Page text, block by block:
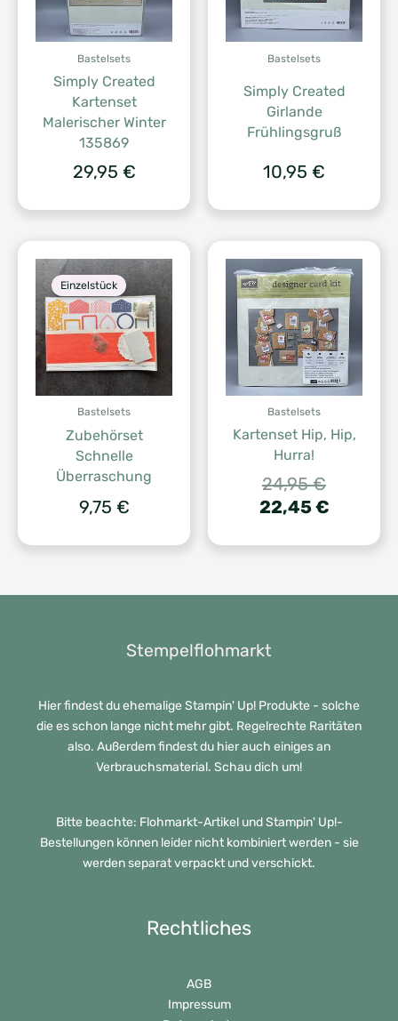
Bastelsets
Simply Created
Kartenset
Malerischer Winter
135869
29,95 €
Bastelsets
Simply Created
Girlande
Frühlingsgruß
10,95 €
Einzelstück
Bastelsets
Zubehörset
Schnelle
Überraschung
9,75 €
Bastelsets
Kartenset Hip, Hip,
Hurra!
24,95€
Preis
24,95 €
22,45€
ist:
Stempelflohmarkt
Hier findest du ehemalige Stampin' Up! Produkte - solche
die es schon lange nicht mehr gibt. Regelrechte Raritäten
also. Außerdem findest du hier auch einiges an
Verbrauchsmaterial. Schau dich um!
Bitte beachte: Flohmarkt-Artikel und Stampin' Up!-
Bestellungen können leider nicht kombiniert werden - sie
werden separat verpackt und verschickt.
Rechtliches
AGB
Impressum